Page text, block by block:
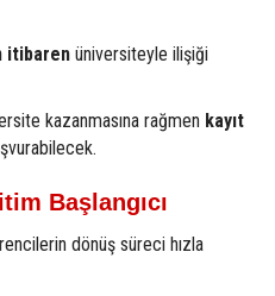
itibaren üniversiteyle ilişiği
kazanmasına rağmen kayıt
Başlangıcı
dönüş süreci hızla